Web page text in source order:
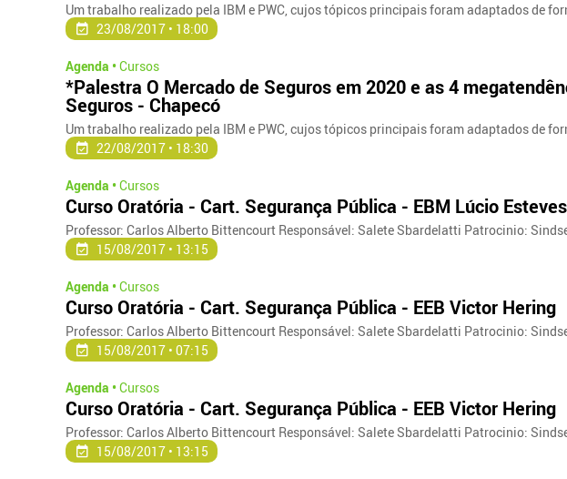
Um trabalho realizado pela IBM e PWC, cujos tópicos principais foram adaptados de
23/08/2017 • 18:00
Agenda •Cursos
*Palestra O Mercado de Seguros em 2020 e as 4
Seguros - Chapecó
Um trabalho realizado pela IBM e PWC, cujos tópicos principais foram adaptados de
22/08/2017 • 18:30
Agenda •Cursos
Curso Oratória - Cart. Segurança Pública - EBM Lúcio Esteves
Professor: Carlos Alberto Bittencourt Responsável: Salete Sbardelatti Patrocinio:
15/08/2017 • 13:15
Agenda •Cursos
Curso Oratória - Cart. Segurança Pública - EEB Victor Hering
Professor: Carlos Alberto Bittencourt Responsável: Salete Sbardelatti Patrocinio:
15/08/2017 • 07:15
Agenda •Cursos
Curso Oratória - Cart. Segurança Pública - EEB Victor Hering
Professor: Carlos Alberto Bittencourt Responsável: Salete Sbardelatti Patrocinio:
15/08/2017 • 13:15